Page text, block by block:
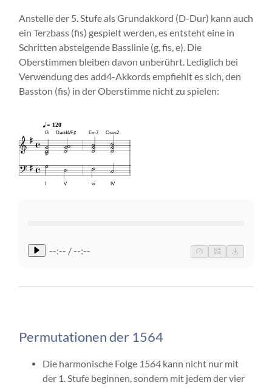
Anstelle der 5. Stufe als Grundakkord (D-Dur) kann auch
ein Terzbass (fis) gespielt werden, es entsteht eine in
Schritten absteigende Basslinie (g, fis, e). Die
Oberstimmen bleiben davon unberührt. Lediglich bei
Verwendung des add4-Akkords empfiehlt es sich, den
Basston (fis) in der Oberstimme nicht zu spielen:
= 120
G Dadd4/F♯ Em7 Csus2
I V vi IV
--:-- / --:--
Permutationen der 1564
Die harmonische Folge 1564kann nicht nur mit
der 1. Stufe beginnen, sondern mit jedem der vier